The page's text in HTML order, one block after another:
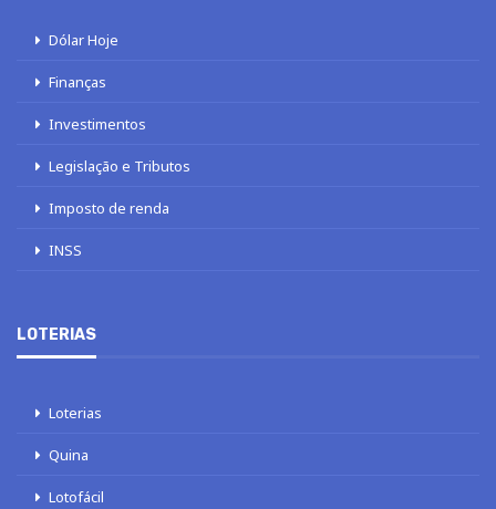
Dólar Hoje
Finanças
Investimentos
Legislação e Tributos
Imposto de renda
INSS
LOTERIAS
Loterias
Quina
Lotofácil